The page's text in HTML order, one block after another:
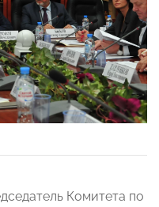
Комитета по